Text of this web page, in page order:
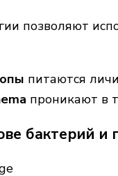
позволяют
питаются
проникают в
бактерий и